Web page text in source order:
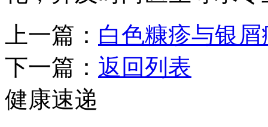
上一篇： 白色糠疹与银
下一篇： 返回列表
健康速递